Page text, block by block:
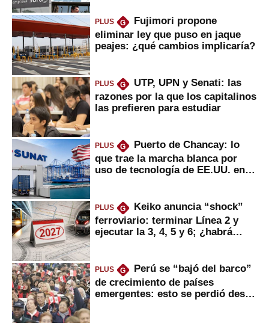
PLUS G
Fujimori propone
eliminar ley que puso en jaque
peajes: ¿qué cambios implicaría?
PLUS G
UTP, UPN y Senati: las
razones por la que los capitalinos
las prefieren para estudiar
PLUS G
Puerto de Chancay: lo
que trae la marcha blanca por
uso de tecnología de EE.UU. en
PLUS G
Keiko anuncia “shock”
ferroviario: terminar Línea 2 y
ejecutar la 3, 4, 5 y 6; ¿habrá
PLUS G
Perú se “bajó del barco”
de crecimiento de países
emergentes: esto se perdió desde